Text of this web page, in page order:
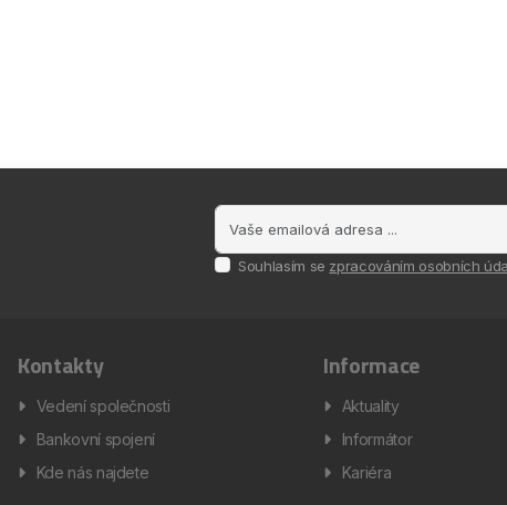
Souhlasím se zpracováním osobních
Kontakty
Vedení společnosti
Bankovní spojení
Kde nás najdete
Informace
Aktuality
Informátor
Kariéra